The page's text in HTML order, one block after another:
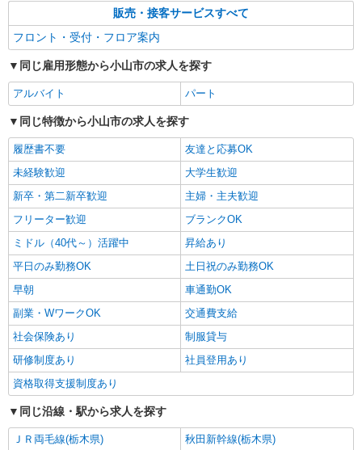
販売・接客サービスすべて
フロント・受付・フロア案内
同じ雇用形態から小山市の求人を探す
アルバイト パート
同じ特徴から小山市の求人を探す
履歴書不要
友達と応募OK
未経験歓迎
大学生歓迎
新卒・第二新卒歓迎
主婦・主夫歓迎
フリーター歓迎
ブランクOK
ミドル（40代～）活躍中
昇給あり
平日のみ勤務OK
土日祝のみ勤務OK
早朝
車通勤OK
副業・WワークOK
交通費支給
社会保険あり
制服貸与
研修制度あり
社員登用あり
資格取得支援制度あり
同じ沿線・駅から求人を探す
ＪＲ両毛線(栃木県)
秋田新幹線(栃木県)